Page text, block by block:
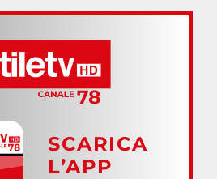
SCARICA
L’APP